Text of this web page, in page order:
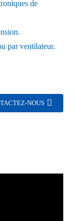
de
par ventilateur.
NOUS